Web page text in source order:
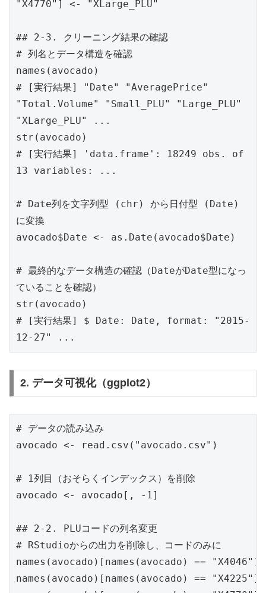
"X4770"] <- "XLarge_PLU"
## 2-3. クリーニング結果の確認
# 列名とデータ構造を確認
names(avocado)
# [実行結果] "Date" "AveragePrice"
"Total.Volume" "Small_PLU" "Large_PLU"
"XLarge_PLU" ...
str(avocado)
# [実行結果] 'data.frame': 18249 obs. of
13 variables: ...
# Date列を文字列型 (chr) から日付型 (Date)
に変換
avocado$Date <- as.Date(avocado$Date)
# 最終的なデータ構造の確認（DateがDate型になっ
ていることを確認）
str(avocado)
# [実行結果] $ Date: Date, format: "2015-
12-27" ...
2. データ可視化（ggplot2）
# データの読み込み
avocado <- read.csv("avocado.csv")
# 1列目（おそらくインデックス）を削除
avocado <- avocado[, -1]
## 2-2. PLUコードの列名変更
# RStudioからの出力を削除し、コードのみに
names(avocado)[names(avocado) ==
names(avocado)[names(avocado) ==